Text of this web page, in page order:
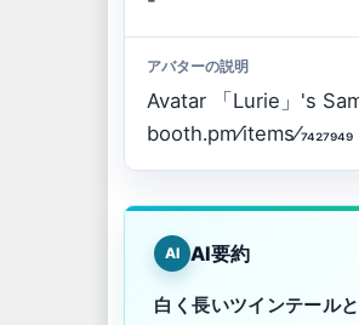
アバターの説明
Avatar 「Lurie」's
booth․pm⁄items⁄7427949
AI AI要約
白く長いツインテール